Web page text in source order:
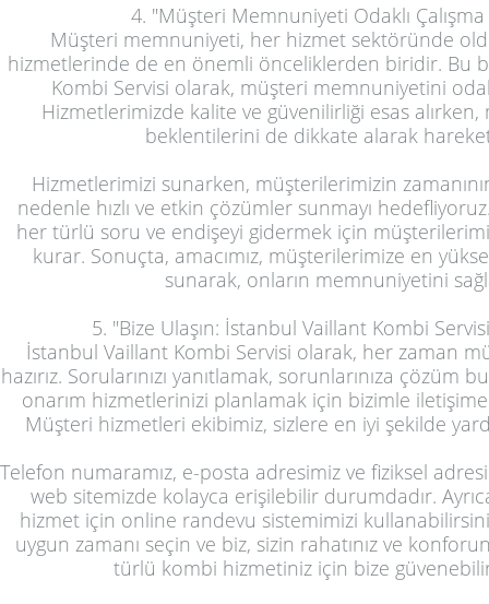
4. "Müşteri Memnuniyeti Odaklı Çalışma
Müşteri memnuniyeti, her hizmet sektöründe
hizmetlerinde de en önemli önceliklerden biridir. Bu
Kombi Servisi olarak, müşteri memnuniyetini
Hizmetlerimizde kalite ve güvenilirliği esas alırken,
beklentilerini de dikkate alarak
Hizmetlerimizi sunarken, müşterilerimizin
nedenle hızlı ve etkin çözümler sunmayı
her türlü soru ve endişeyi gidermek için
kurar. Sonuçta, amacımız, müşterilerimize en
sunarak, onların memnuniyetini
5. "Bize Ulaşın: İstanbul Vaillant Kombi
İstanbul Vaillant Kombi Servisi olarak, her zaman
hazırız. Sorularınızı yanıtlamak, sorunlarınıza çözüm
onarım hizmetlerinizi planlamak için bizimle
Müşteri hizmetleri ekibimiz, sizlere en iyi şekilde
Telefon numaramız, e-posta adresimiz ve fiziksel
web sitemizde kolayca erişilebilir durumdadır.
hizmet için online randevu sistemimizi
uygun zamanı seçin ve biz, sizin rahatınız ve
türlü kombi hizmetiniz için bize